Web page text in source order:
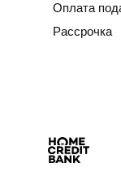
Оплата
Рассрочка